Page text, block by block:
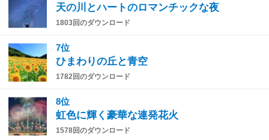
天の川とハートのロマンチックな夜
1803回のダウンロード
7位
ひまわりの丘と青空
1782回のダウンロード
8位
虹色に輝く豪華な連発花火
1578回のダウンロード